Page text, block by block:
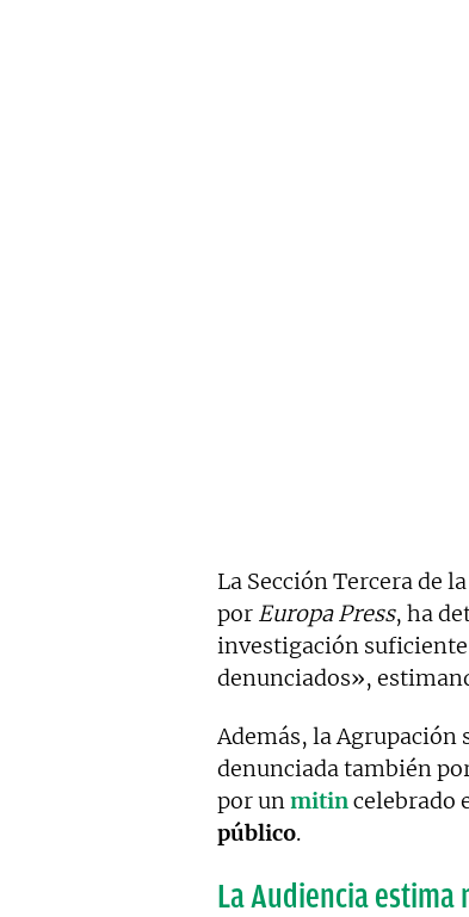
La Sección Tercera de
por Europa Press, ha
investigación suficiente
denunciados»,
Además, la Agrupación
denunciada también
por unmitincelebrado
público.
La Audiencia estima